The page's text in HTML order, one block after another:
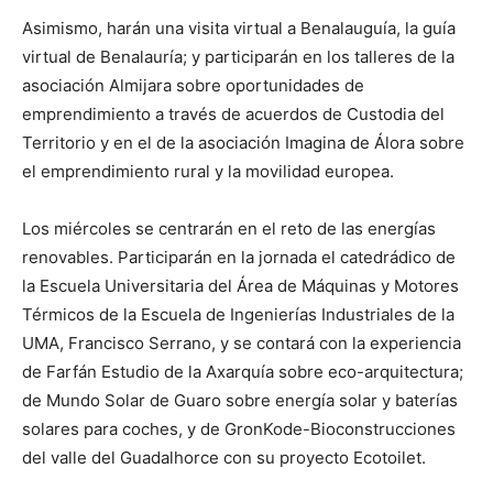
Asimismo, harán una visita virtual a Benalauguía, la guía
virtual de Benalauría; y participarán en los talleres de la
asociación Almijara sobre oportunidades de
emprendimiento a través de acuerdos de Custodia del
Territorio y en el de la asociación Imagina de Álora sobre
el emprendimiento rural y la movilidad europea.
Los miércoles se centrarán en el reto de las energías
renovables. Participarán en la jornada el catedrádico de
la Escuela Universitaria del Área de Máquinas y Motores
Térmicos de la Escuela de Ingenierías Industriales de la
UMA, Francisco Serrano, y se contará con la experiencia
de Farfán Estudio de la Axarquía sobre eco-arquitectura;
de Mundo Solar de Guaro sobre energía solar y baterías
solares para coches, y de GronKode-Bioconstrucciones
del valle del Guadalhorce con su proyecto Ecotoilet.